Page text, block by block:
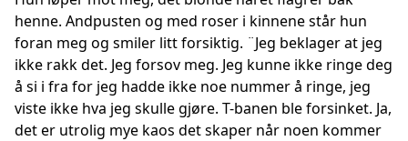
henne. Andpusten og med roser i kinnene står hun
foran meg og smiler litt forsiktig. ¨Jeg beklager at jeg
ikke rakk det. Jeg forsov meg. Jeg kunne ikke ringe deg
å si i fra for jeg hadde ikke noe nummer å ringe, jeg
viste ikke hva jeg skulle gjøre. T-banen ble forsinket. Ja,
det er utrolig mye kaos det skaper når noen kommer